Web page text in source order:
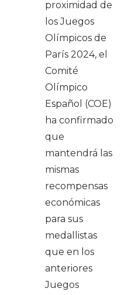
proximidad de
los Juegos
Olímpicos de
París 2024, el
Comité
Olímpico
Español (COE)
ha confirmado
que
mantendrá las
mismas
recompensas
económicas
para sus
medallistas
que en los
anteriores
Juegos